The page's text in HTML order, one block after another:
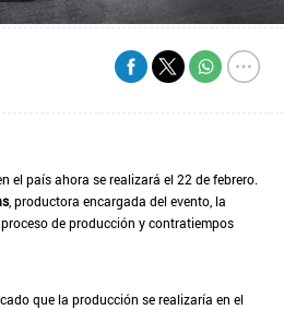
el país ahora se realizará el 22 de febrero.
, productora encargada del evento, la
de producción y contratiempos
que la producción se realizaría en el